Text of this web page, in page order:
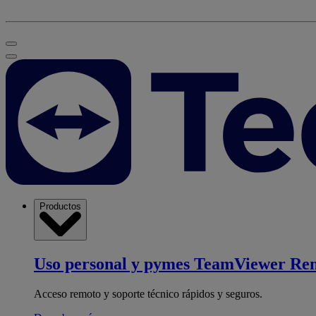
Productos
Uso personal y pymes TeamViewer
Acceso remoto y soporte técnico rápidos y seguros.